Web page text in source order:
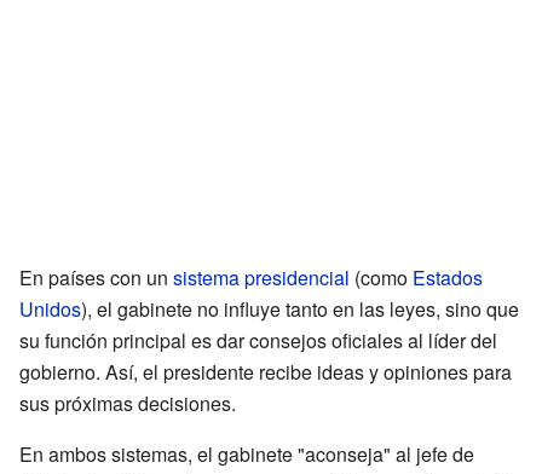
En países con un sistema presidencial (como Estados
Unidos), el gabinete no influye tanto en las leyes, sino que
su función principal es dar consejos oficiales al líder del
gobierno. Así, el presidente recibe ideas y opiniones para
sus próximas decisiones.
En ambos sistemas, el gabinete "aconseja" al jefe de